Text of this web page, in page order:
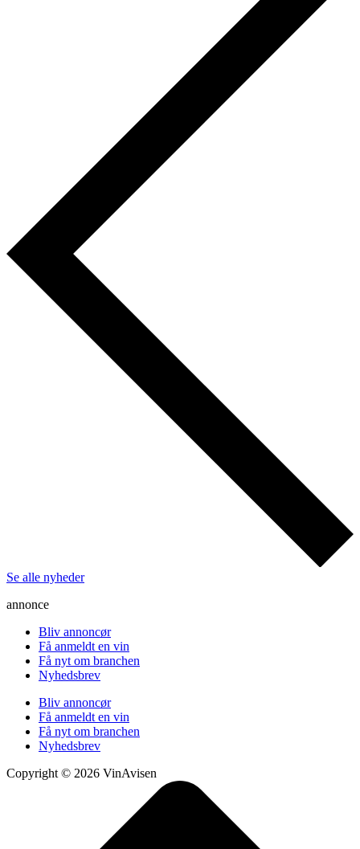
Se alle nyheder
annonce
Bliv annoncør
Få anmeldt en vin
Få nyt om branchen
Nyhedsbrev
Bliv annoncør
Få anmeldt en vin
Få nyt om branchen
Nyhedsbrev
Copyright © 2026 VinAvisen